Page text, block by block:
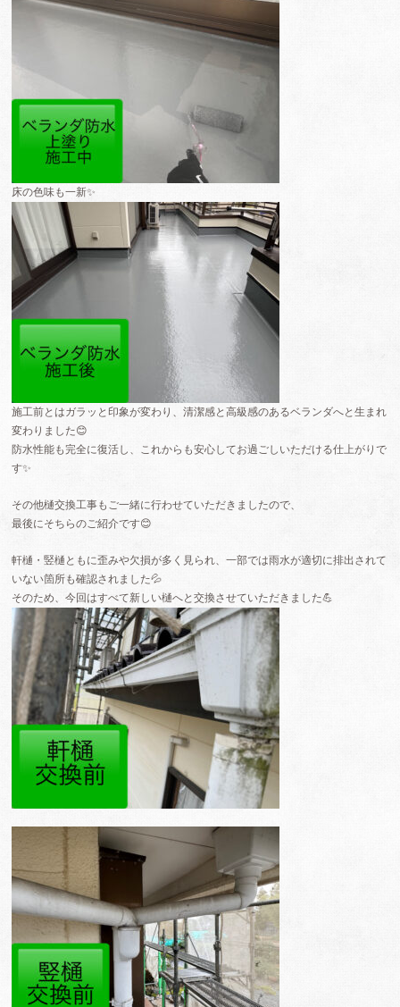
床の色味も一新✨
施工前とはガラッと印象が変わり、清潔感と高級感のあるベランダへと生まれ
変わりました😊
防水性能も完全に復活し、これからも安心してお過ごしいただける仕上がりで
す✨
その他樋交換工事もご一緒に行わせていただきましたので、
最後にそちらのご紹介です😊
軒樋・竪樋ともに歪みや欠損が多く見られ、一部では雨水が適切に排出されて
いない箇所も確認されました💦
そのため、今回はすべて新しい樋へと交換させていただきました💪